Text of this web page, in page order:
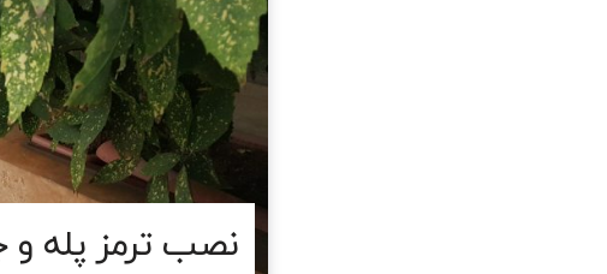
نصب ترمز پله و